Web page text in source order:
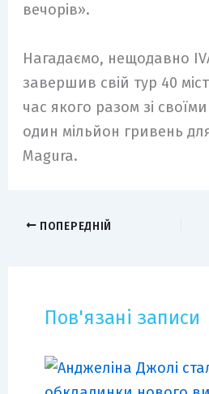
вечорів».
Нагадаємо, нещодавно
завершив свій тур 40
час якого разом зі
один мільйон гривень
Magura.
ПОПЕРЕДНІЙ
Пов'язані записи